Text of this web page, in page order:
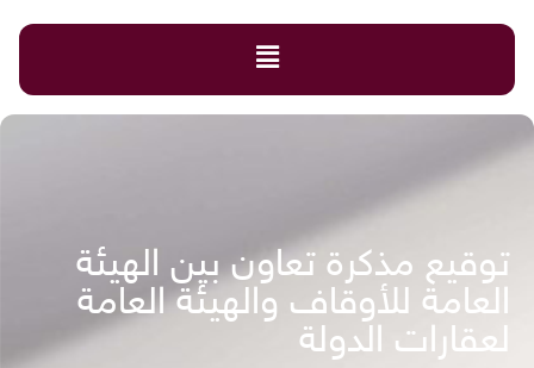
توقيع مذكرة تعاون بين الهيئة
العامة للأوقاف والهيئة العامة
لعقارات الدولة